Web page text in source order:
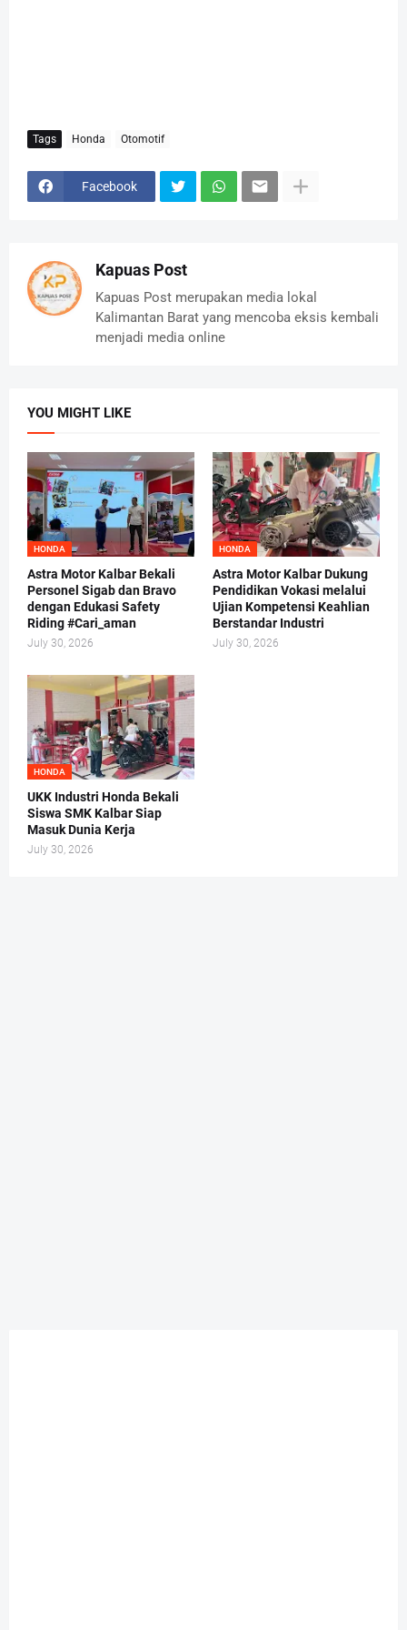
Tags Honda Otomotif
Facebook
Kapuas Post
Kapuas Post merupakan media lokal
Kalimantan Barat yang mencoba eksis kembali
menjadi media online
YOU MIGHT LIKE
HONDA
Astra Motor Kalbar Bekali
Personel Sigab dan Bravo
dengan Edukasi Safety
Riding #Cari_aman
July 30, 2026
HONDA
Astra Motor Kalbar Dukung
Pendidikan Vokasi melalui
Ujian Kompetensi Keahlian
Berstandar Industri
July 30, 2026
HONDA
UKK Industri Honda Bekali
Siswa SMK Kalbar Siap
Masuk Dunia Kerja
July 30, 2026